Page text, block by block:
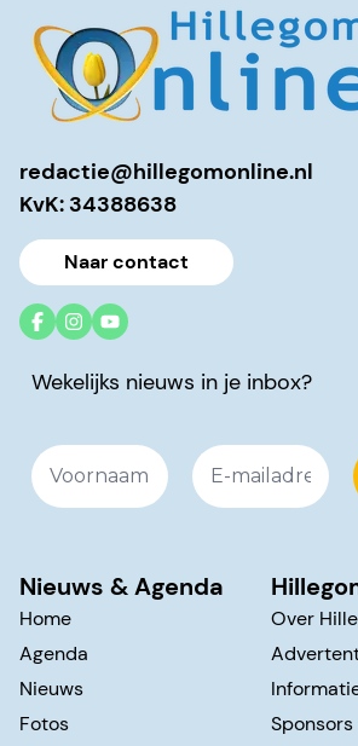
redactie@hillegomonline.nl
KvK: 34388638
Naar contact
Wekelijks nieuws in je inbox?
Nieuws & Agenda
Home
Agenda
Nieuws
Fotos
Over
Sponsors